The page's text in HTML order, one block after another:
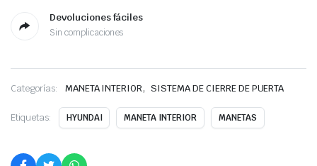
Devoluciones fáciles
Sin complicaciones
Categorías: MANETA INTERIOR, SISTEMA DE CIERRE DE PUERTA
Etiquetas: HYUNDAI MANETA INTERIOR MANETAS